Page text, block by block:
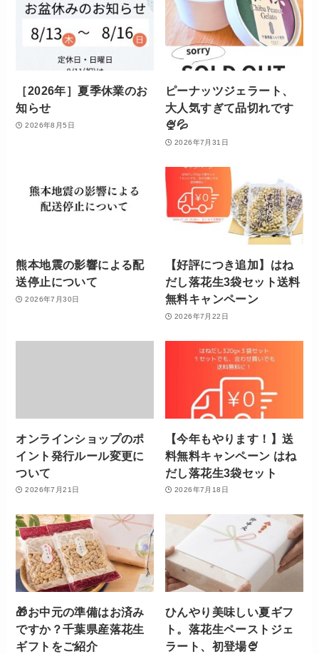
［2026年］夏季休業のお
知らせ
2026年8月5日
ピーナッツジェラート、
大人気すぎて品切れです
🍨💦
2026年7月31日
熊本地震の影響による配
送停止について
2026年7月30日
【好評につき追加】はね
だし落花生3袋セット送料
無料キャンペーン
2026年7月22日
オンラインショップのポ
イント発行ルール変更に
ついて
2026年7月21日
【今年もやります！】送
料無料キャンペーン はね
だし落花生3袋セット
2026年7月18日
🎁お中元の準備はお済み
ですか？千葉県産落花生
ギフトをご紹介
ひんやり美味しい夏ギフ
ト。落花生ペーストジェ
ラート、初登場🍨